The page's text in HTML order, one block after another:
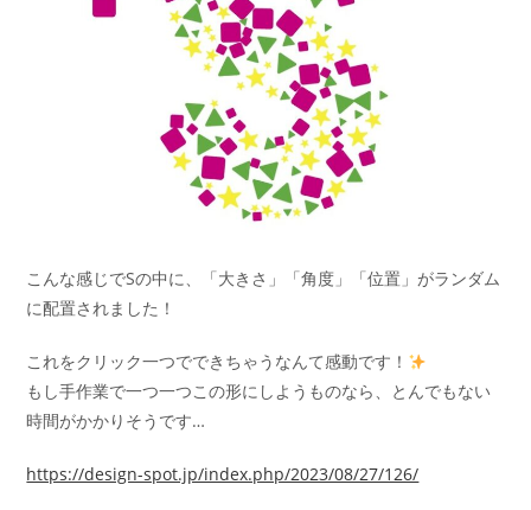
こんな感じでSの中に、「大きさ」「角度」「位置」がランダム
に配置されました！
これをクリック一つでできちゃうなんて感動です！
もし手作業で一つ一つこの形にしようものなら、とんでもない
時間がかかりそうです…
https://design-spot.jp/index.php/2023/08/27/126/